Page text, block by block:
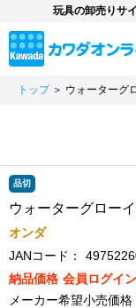
玩具の卸売りサ
トップ＞ ウォーターグ
品切
ウォーターグロー
オンダ
JANコード：
納品価格 会員ログイ
メーカー希望小売価格